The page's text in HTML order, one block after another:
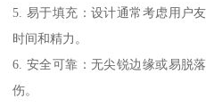
5. 易于填充：设计通常考虑用户
时间和精力。
6. 安全可靠：无尖锐边缘或易脱
伤。